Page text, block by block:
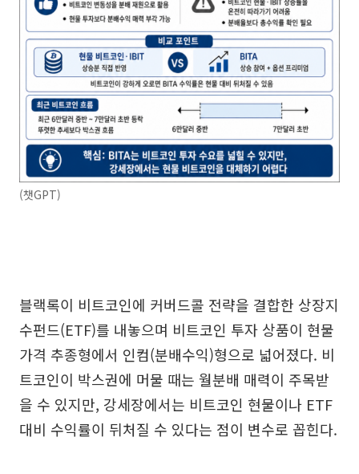
(챗GPT)
블랙록이 비트코인에 커버드콜 전략을 결합한 상장지
수펀드(ETF)를 내놓으며 비트코인 투자 상품이 현물
가격 추종형에서 인컴(분배수익)형으로 넓어졌다. 비
트코인이 박스권에 머물 때는 월분배 매력이 주목받
을 수 있지만, 강세장에서는 비트코인 현물이나 ETF
대비 수익률이 뒤처질 수 있다는 점이 변수로 꼽힌다.